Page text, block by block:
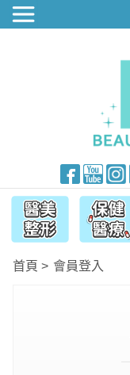
醫美整形
首頁 會員登入